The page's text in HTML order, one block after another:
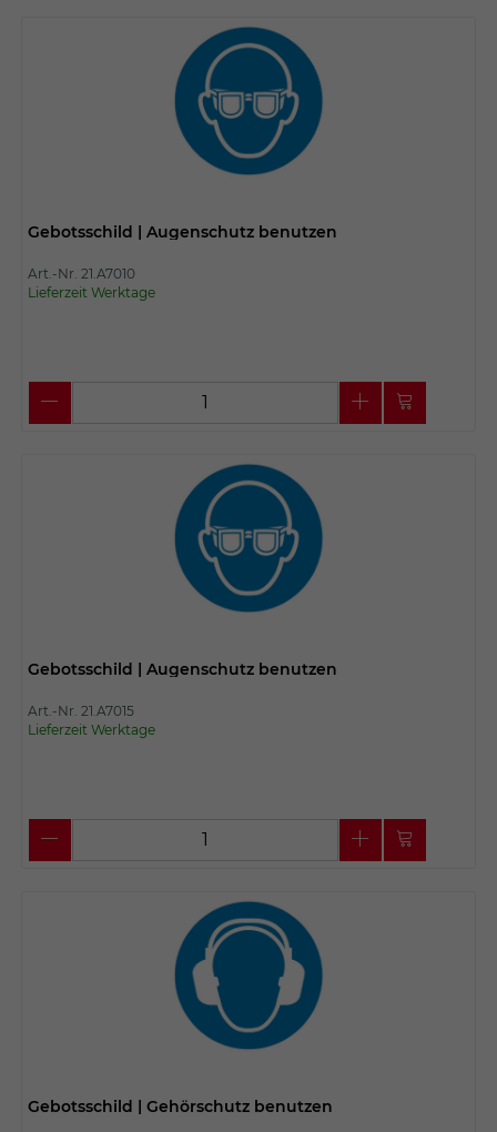
Gebotsschild | Augenschutz benutzen
Art.-Nr. 21.A7010
Lieferzeit Werktage
Gebotsschild | Augenschutz benutzen
Art.-Nr. 21.A7015
Lieferzeit Werktage
Gebotsschild | Gehörschutz benutzen